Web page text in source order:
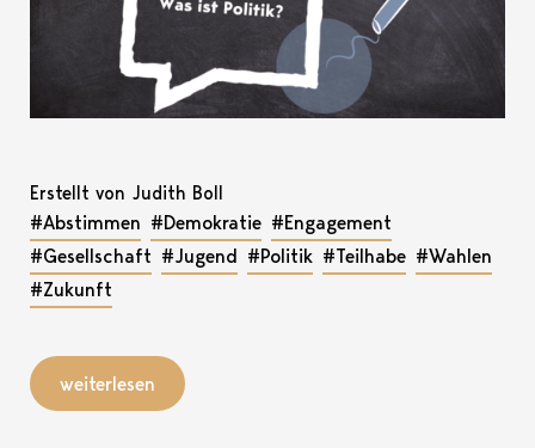
Erstellt von Judith Boll
#Abstimmen #Demokratie #Engagement
#Gesellschaft #Jugend #Politik #Teilhabe #Wahlen
#Zukunft
weiterlesen